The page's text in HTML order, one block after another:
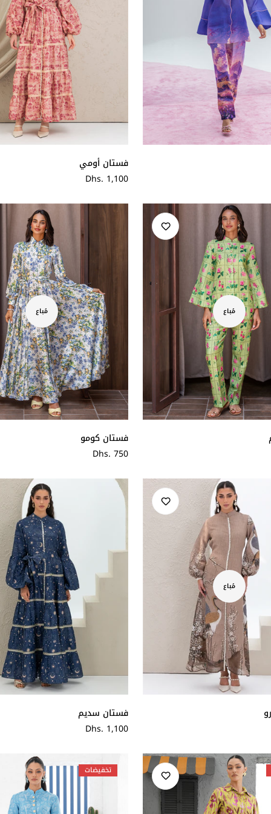
فستان أومي
سعر
Dhs. 1,100
مُباع مُباع
فستان كومو
سعر
Dhs. 750
مُباع
فستان سديم
سعر
Dhs. 1,100
تخفيضات